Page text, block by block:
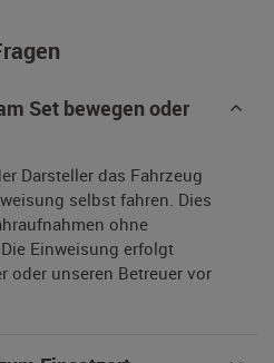
Set bewegen oder
Darsteller das Fahrzeug
selbst fahren. Dies
ohne
Einweisung erfolgt
oder unseren Betreuer vor